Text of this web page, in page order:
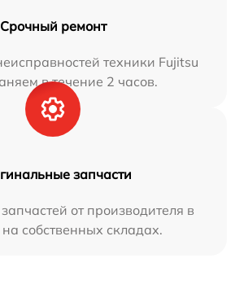
Срочный ремонт
техники Fujitsu
в течение 2 часов.
запчасти
от производителя в
собственных складах.